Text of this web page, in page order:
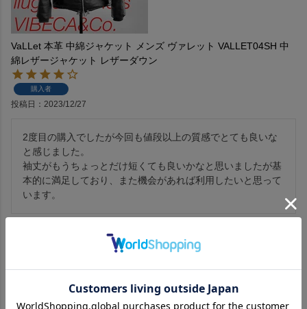
VaLLet 本革 中綿ジャケット メンズ ヴァレット VALLET04SH 中
綿レザージャケット レザーダウン
購入者
投稿日 2023/12/27
2度目の購入でしたが今回も値段以上の質感でとても良いな
と感じました。
袖丈がもうちょっとだけ短くても良いかなと思いましたが基
本的に満足しており、また機会があれば利用したいと思って
います。